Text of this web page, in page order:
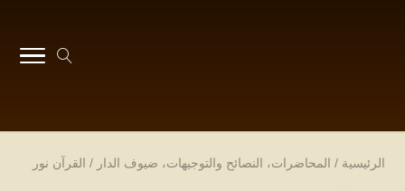
الرئيسية / المحاضرات، النصائح والتوجيهات، ضيوف الدار / القرآن نور